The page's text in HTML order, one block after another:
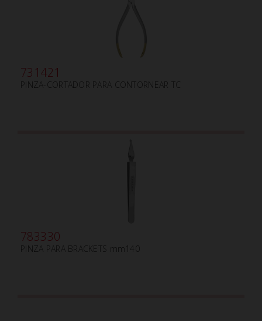
731421
PINZA-CORTADOR PARA CONTORNEAR TC
783330
PINZA PARA BRACKETS mm140